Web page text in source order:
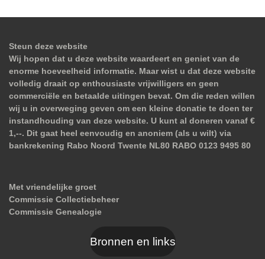
Steun deze website
Wij hopen dat u deze website waardeert en geniet van de
enorme hoeveelheid informatie. Maar wist u dat deze website
volledig draait op enthousiaste vrijwilligers en geen
commerciële en betaalde uitingen bevat. Om die reden willen
wij u in overweging geven om een kleine donatie te doen ter
instandhouding van deze website. U kunt al doneren vanaf €
1,--. Dit gaat heel eenvoudig en anoniem (als u wilt) via
bankrekening Rabo Noord Twente NL80 RABO 0123 9495 80
Met vriendelijke groet
Commissie Collectiebeheer
Commissie Genealogie
Bronnen en links